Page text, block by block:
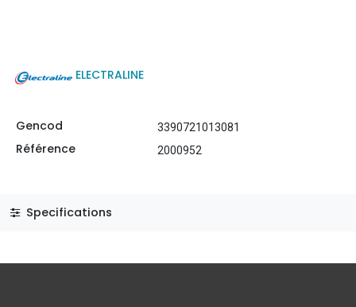
ELECTRALINE
Gencod 3390721013081
Référence 2000952
Specifications